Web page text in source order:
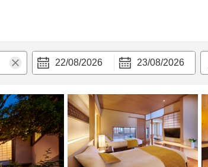
22/08/2026 23/08/2026